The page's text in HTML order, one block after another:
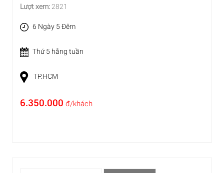
Lượt xem:2821
6 Ngày 5 Đêm
Thứ 5 hằng tuần
TP.HCM
6.350.000 đ/khách